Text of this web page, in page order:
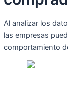
Al analizar los
las empresas
comportamiento